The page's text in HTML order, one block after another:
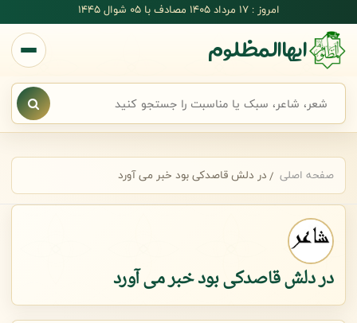
پرش به محتوای اصلی
امروز : 17 مرداد 1405 مصادف با ۰۵ شوال ۱۴۴۵
ایهاالمظلوم
جستجوی سریع شعر
صفحه اصلی در دلش قاصدکی بود خبر می آورد
در دلش قاصدکی بود خبر می آورد